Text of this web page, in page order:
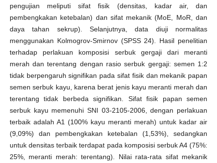
pengujian meliputi sifat fisik (densitas, kadar air, dan
pembengkakan ketebalan) dan sifat mekanik (MoE, MoR, dan
daya tahan sekrup). Selanjutnya, data diuji normalitas
menggunakan Kolmogrov-Smirnov (SPSS 24). Hasil penelitian
terhadap perlakuan komposisi serbuk gergaji dari meranti
merah dan terentang dengan rasio serbuk gergaji: semen 1:2
tidak berpengaruh signifikan pada sifat fisik dan mekanik papan
semen serbuk kayu, karena berat jenis kayu meranti merah dan
terentang tidak berbeda signifikan. Sifat fisik papan semen
serbuk kayu memenuhi SNI 03-2105-2006, dengan perlakuan
terbaik adalah A1 (100% kayu meranti merah) untuk kadar air
(9,09%) dan pembengkakan ketebalan (1,53%), sedangkan
untuk densitas terbaik terdapat pada komposisi serbuk A4 (75%:
25%, meranti merah: terentang). Nilai rata-rata sifat mekanik